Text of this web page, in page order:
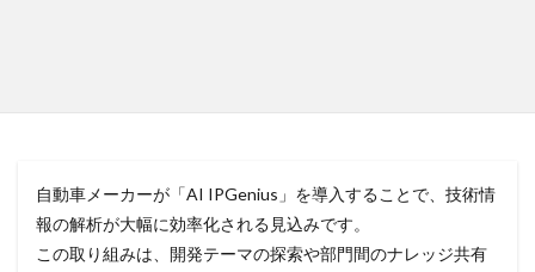
自動車メーカーが「AI IPGenius」を導入することで、技術情
報の解析が大幅に効率化される見込みです。
この取り組みは、開発テーマの探索や部門間のナレッジ共有